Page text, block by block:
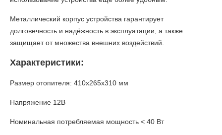
Металлический корпус устройства гарантирует
долговечность и надёжность в эксплуатации, а также
защищает от множества внешних воздействий.
Характеристики:
Размер отопителя: 410х265х310 мм
Напряжение 12В
Номинальная потребляемая мощность < 40 Вт